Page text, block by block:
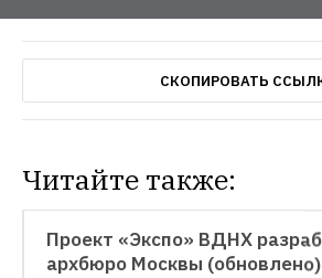
СКОПИРОВАТЬ
Читайте также:
АРХИТЕКТУРА
Проект «Экспо» ВДНХ
архбюро Москвы (обновлено)